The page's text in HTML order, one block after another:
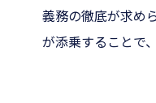
義務の徹底が求め
が添乗することで